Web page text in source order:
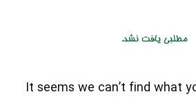
مطلبی یافت نشد.
It seems we can’t find what